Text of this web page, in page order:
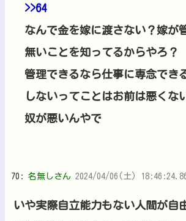
>>64
なんで金を嫁に渡さない？嫁が
無いことを知ってるからやろ？
管理できるなら仕事に専念でき
しないってことはお前は悪くな
奴が悪いんやで
70: 名無しさん 2024/04/06(土)
いや実際自立能力もない人間が自